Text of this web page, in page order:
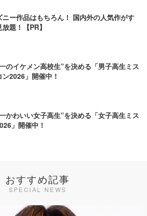
ニー作品はもちろん！ 国内外の人気作がす
題！【PR】
のイケメン高校生”を決める「男子高生ミス
ン2026」開催中！
かわいい女子高生”を決める「女子高生ミス
」開催中！
おすすめ記事
SPECIAL NEWS